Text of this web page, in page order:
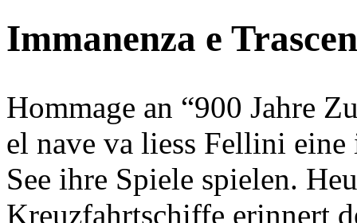
Immanenza e
Hommage an “900 Jahre
el nave va liess Fellini
See ihre Spiele spielen.
Kreuzfahrtschiffe erinnert